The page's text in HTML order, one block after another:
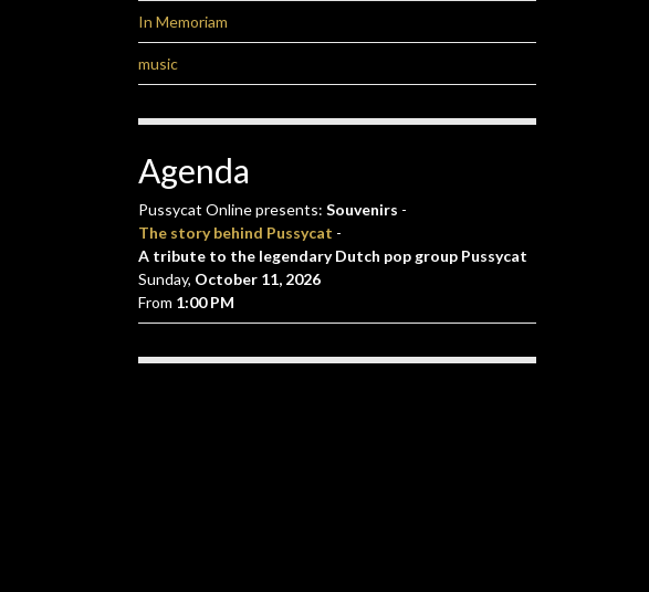
In Memoriam
music
Agenda
Pussycat Online presents: Souvenirs -
The story behind Pussycat -
A tribute to the legendary Dutch pop group Pussycat
Sunday, October 11, 2026
From 1:00 PM